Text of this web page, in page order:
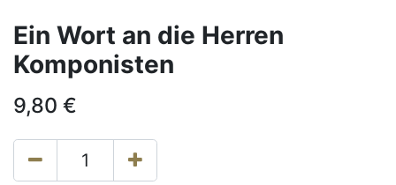
Ein Wort an die Herren
Komponisten
9,80 €